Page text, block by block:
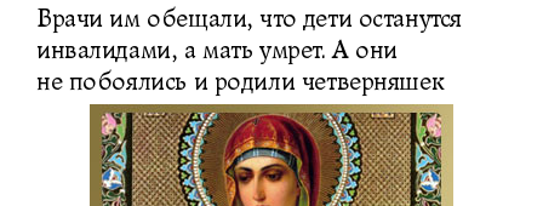
Врачи им обещали, что дети останутся
инвалидами, а мать умрет. А они
не побоялись и родили четверняшек